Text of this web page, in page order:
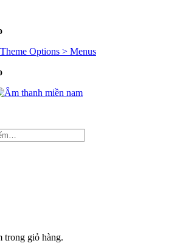
Options > Menus
trong giỏ hàng.